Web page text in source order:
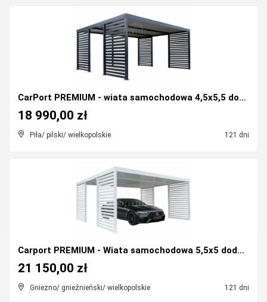
CarPort PREMIUM - wiata samochodowa 4,5x5,5 dodatk...
Piła/ pilski/ wielkopolskie 121 dni
18 990,00 zł
Carport PREMIUM - Wiata samochodowa 5,5x5 dodatko...
Gniezno/ gnieźnieński/ wielkopolskie 121 dni
21 150,00 zł